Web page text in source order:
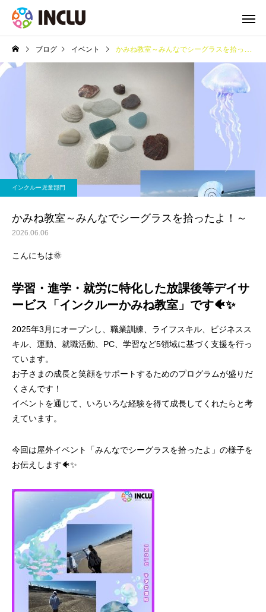
ブログ イベント かみね教室～みんなでシーグラスを拾ったよ！～
インクルー児童部門
かみね教室～みんなでシーグラスを拾ったよ！～
2026.06.06
こんにちは🌞
学習・進学・就労に特化した放課後等デイサ
ービス「インクルーかみね教室」です🐠✨
2025年3月にオープンし、職業訓練、ライフスキル、ビジネスス
キル、運動、就職活動、PC、学習など5領域に基づく支援を行っ
ています。
お子さまの成長と笑顔をサポートするためのプログラムが盛りだ
くさんです！
イベントを通じて、いろいろな経験を得て成長してくれたらと考
えています。
今回は屋外イベント「みんなでシーグラスを拾ったよ」の様子を
お伝えします🐠✨